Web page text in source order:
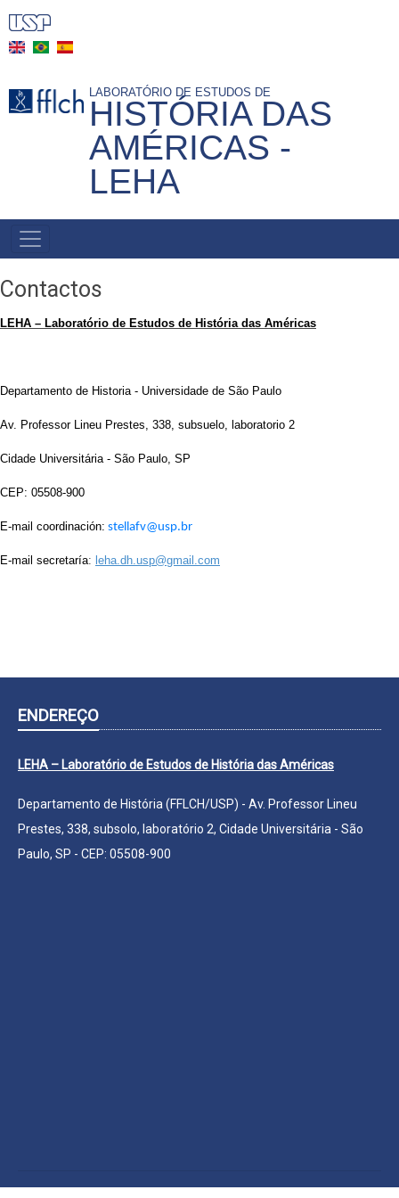
Pasar
principal
LABORATÓRIO DE ESTUDOS DE
HISTÓRIA DAS
AMÉRICAS -
LEHA
NAVEGAÇÃO
PRINCIPAL
Contactos
LEHA – Laboratório de Estudos de História das Américas
Departamento de Historia - Universidade de São Paulo
Av. Professor Lineu Prestes, 338, subsuelo, laboratorio 2
Cidade Universitária - São Paulo, SP
CEP: 05508-900
E-mail coordinación: stellafv@usp.br
E-mail secretaría: leha.dh.usp@gmail.com
ENDEREÇO
LEHA – Laboratório de Estudos de História das Américas
Departamento de História (FFLCH/USP) - Av. Professor Lineu
Prestes, 338, subsolo, laboratório 2, Cidade Universitária - São
Paulo, SP - CEP: 05508-900